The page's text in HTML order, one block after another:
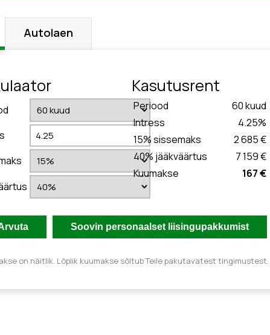
Autolaen
Kasutusrent
Periood 60kuud
Intress
4.25%
15% sissemaks
2 685 €
40% jääkväärtus
7 159 €
Kuumakse
167 €
on näitlik. Lõplik kuumakse sõltub Teile pakutavatest tingimustest.